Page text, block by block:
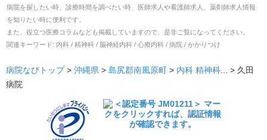
病院を探したい時、診療時間を調べたい時、医師求人や看護師求人、薬剤師求人情報
を知りたい時に便利です。
また、役立つ医療コラムなども掲載していますので、是非ご覧になってください。
関連キーワード: 内科 / 精神科 / 脳神経内科 / 心療内科 / 病院 / かかりつけ
病院なびトップ > 沖縄県 > 島尻郡南風原町 > 内科 精神科... > 久田
病院